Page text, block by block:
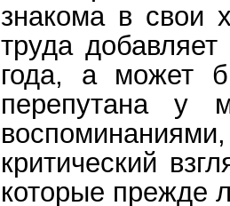
знакома в свои
труда
года, а может
перепутана у
критический
которые прежде